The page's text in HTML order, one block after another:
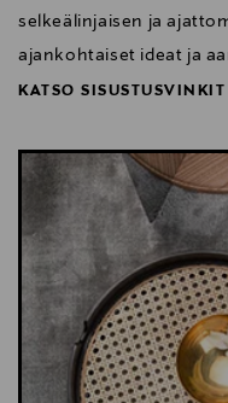
Avainsanat
Käsityö, Räätälöity,
Suomalainen,
selkeälinjaisen ja
ajankohtaiset ideat ja
KATSO SISUSTUSVINKIT
KATSO SISUSTUSVINKIT